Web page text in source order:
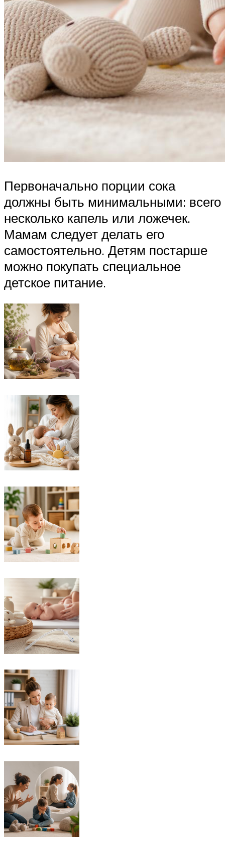
Первоначально порции сока
должны быть минимальными: всего
несколько капель или ложечек.
Мамам следует делать его
самостоятельно. Детям постарше
можно покупать специальное
детское питание.